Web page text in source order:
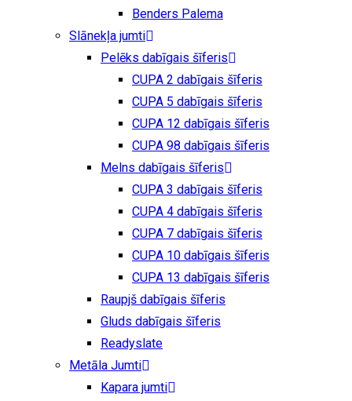
Benders Palema
Slānekļa jumti
Pelēks dabīgais šīferis
CUPA 2 dabīgais šīferis
CUPA 5 dabīgais šīferis
CUPA 12 dabīgais šīferis
CUPA 98 dabīgais šīferis
Melns dabīgais šīferis
CUPA 3 dabīgais šīferis
CUPA 4 dabīgais šīferis
CUPA 7 dabīgais šīferis
CUPA 10 dabīgais šīferis
CUPA 13 dabīgais šīferis
Raupjš dabīgais šīferis
Gluds dabīgais šīferis
Readyslate
Metāla Jumti
Kapara jumti